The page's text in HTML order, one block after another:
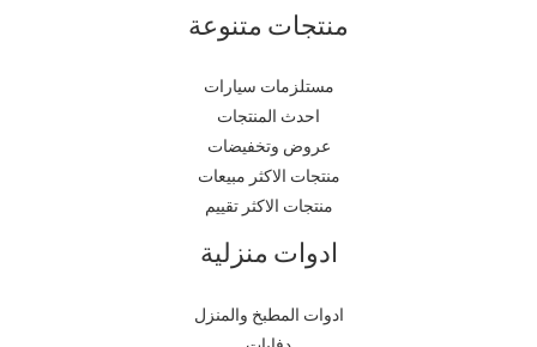
منتجات متنوعة
مستلزمات سيارات
احدث المنتجات
عروض وتخفيضات
منتجات الاكثر مبيعات
منتجات الاكثر تقييم
ادوات منزلية
ادوات المطبخ والمنزل